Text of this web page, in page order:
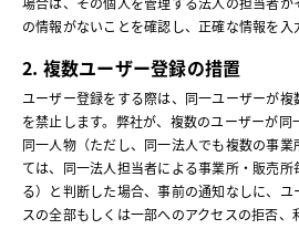
の情報がないことを確認し、正確な情報を入
2. 複数ユーザー登録の措置
ユーザー登録をする際は、同一ユーザーが
を禁止します。弊社が、複数のユーザーが
同一人物（ただし、同一法人でも複数の事
ては、同一法人担当者による事業所・販売
る）と判断した場合、事前の通知なしに、
スの全部もしくは一部へのアクセスの拒否